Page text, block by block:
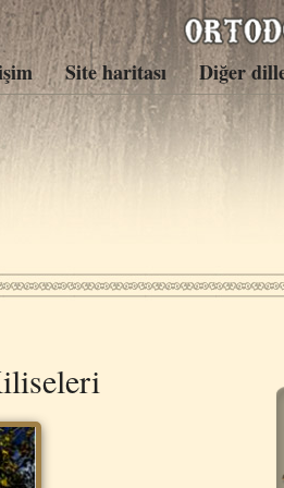
Site haritası Diğer